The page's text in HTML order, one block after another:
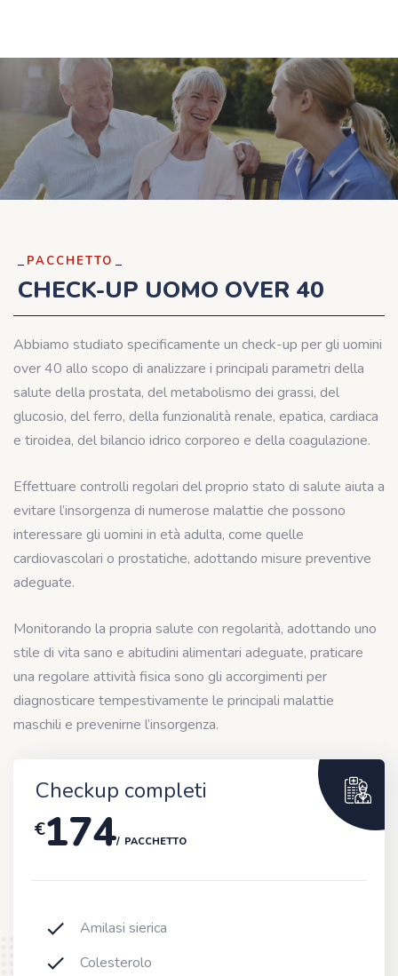
PACCHETTO
CHECK-UP UOMO OVER 40
Abbiamo studiato specificamente un check-up per gli uomini
over 40 allo scopo di analizzare i principali parametri della
salute della prostata, del metabolismo dei grassi, del
glucosio, del ferro, della funzionalità renale, epatica, cardiaca
e tiroidea, del bilancio idrico corporeo e della coagulazione.
Effettuare controlli regolari del proprio stato di salute aiuta a
evitare l’insorgenza di numerose malattie che possono
interessare gli uomini in età adulta, come quelle
cardiovascolari o prostatiche, adottando misure preventive
adeguate.
Monitorando la propria salute con regolarità, adottando uno
stile di vita sano e abitudini alimentari adeguate, praticare
una regolare attività fisica sono gli accorgimenti per
diagnosticare tempestivamente le principali malattie
maschili e prevenirne l’insorgenza.
Checkup completi
174
€
PACCHETTO
Amilasi sierica
Colesterolo